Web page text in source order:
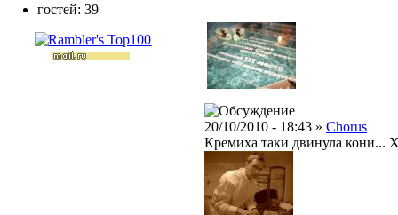
20/10/2010 - 18:43 » Chorus
Кремиха таки двинула кони...
гостей: 39